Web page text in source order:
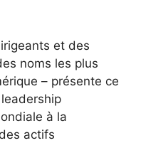
et des
noms les plus
– présente ce
à la
actifs